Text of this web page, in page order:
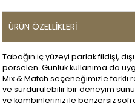
ÜRÜN ÖZELLIKLERI
Tabağın iç yüzeyi parlak fildişi,
porselen. Günlük kullanıma da
Mix & Match seçeneğimizle farklı
ve sürdürülebilir bir deneyim
ve kombinleriniz ile benzersiz